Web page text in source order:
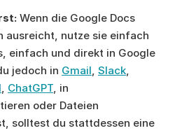
Wenn die Google Docs
ausreicht, nutze sie einfach
einfach und direkt in Google
jedoch in Gmail, Slack
, ChatGPT, in
oder Dateien
solltest du stattdessen eine